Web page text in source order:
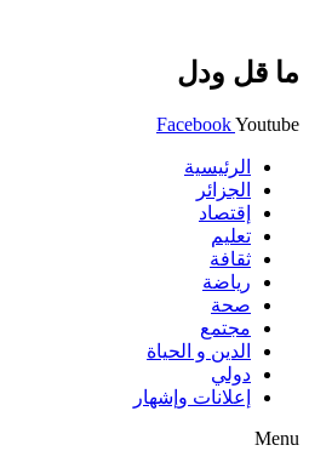
ما قل ودل
FacebookYoutube
الرئيسية
الجزائر
إقتصاد
تعليم
ثقافة
رياضة
صحة
مجتمع
الدين و الحياة
دولي
إعلانات وإشهار
Menu